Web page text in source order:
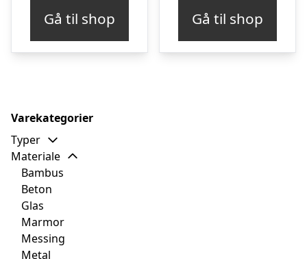
Gå til shop Gå til shop
Varekategorier
Typer
Materiale
Bambus
Beton
Glas
Marmor
Messing
Metal